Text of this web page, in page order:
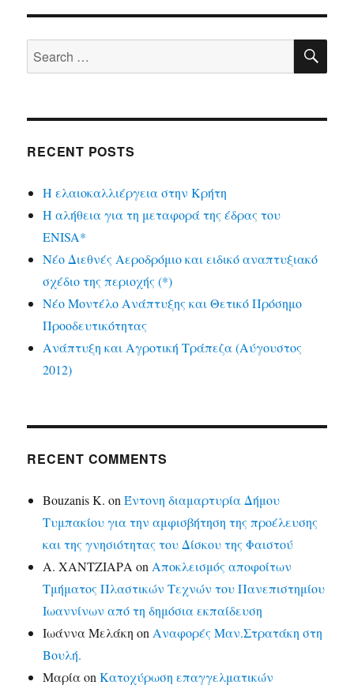
Search
for:
RECENT POSTS
Η ελαιοκαλλιέργεια στην Κρήτη
Η αλήθεια για τη μεταφορά της έδρας του
ENISA*
Νέο Διεθνές Αεροδρόμιο και ειδικό αναπτυξιακό
σχέδιο της περιοχής (*)
Νέο Μοντέλο Ανάπτυξης και Θετικό Πρόσημο
Προοδευτικότητας
Ανάπτυξη και Αγροτική Τράπεζα (Αύγουστος
2012)
RECENT COMMENTS
Bouzanis K. onΈντονη διαμαρτυρία Δήμου
Τυμπακίου για την αμφισβήτηση της προέλευσης
και της γνησιότητας του Δίσκου της Φαιστού
Α. ΧΑΝΤΖΙΑΡΑ on Αποκλεισμός αποφοίτων
Τμήματος Πλαστικών Τεχνών του Πανεπιστημίου
Ιωαννίνων από τη δημόσια εκπαίδευση
Ιωάννα Μελάκη on Αναφορές Μαν.Στρατάκη στη
Βουλή.
ΜαρίαonΚατοχύρωση επαγγελματικών